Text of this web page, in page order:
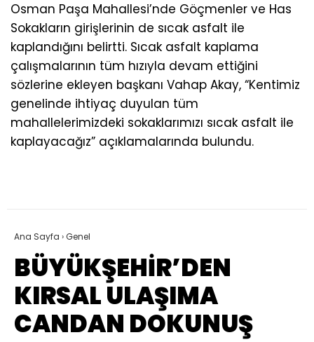
Osman Paşa Mahallesi’nde Göçmenler ve Has
Sokakların girişlerinin de sıcak asfalt ile
kaplandığını belirtti. Sıcak asfalt kaplama
çalışmalarının tüm hızıyla devam ettiğini
sözlerine ekleyen başkanı Vahap Akay, “Kentimiz
genelinde ihtiyaç duyulan tüm
mahallelerimizdeki sokaklarımızı sıcak asfalt ile
kaplayacağız” açıklamalarında bulundu.
Ana Sayfa ›Genel
BÜYÜKŞEHİR’DEN
KIRSAL ULAŞIMA
CANDAN DOKUNUŞ